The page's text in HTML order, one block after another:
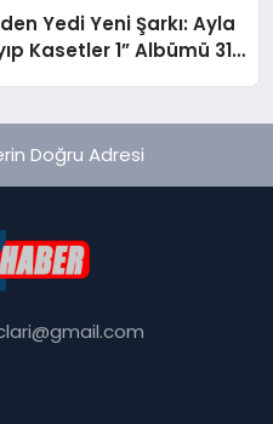
Yedi Yeni Şarkı: Ayla
Kasetler 1” Albümü 31
Doğru Adresi